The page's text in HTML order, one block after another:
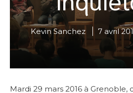
Kevin Sanchez 7 avril
Mardi 29 mars 2016 à